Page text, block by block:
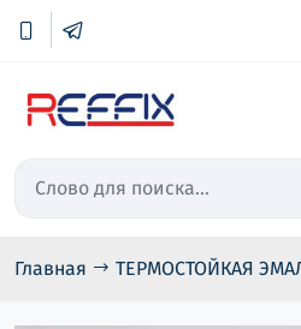
Главная ТЕРМОСТОЙКАЯ